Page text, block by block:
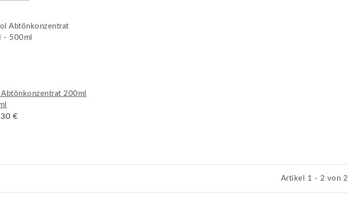
200ml
€
Artikel 1 - 2 von 2